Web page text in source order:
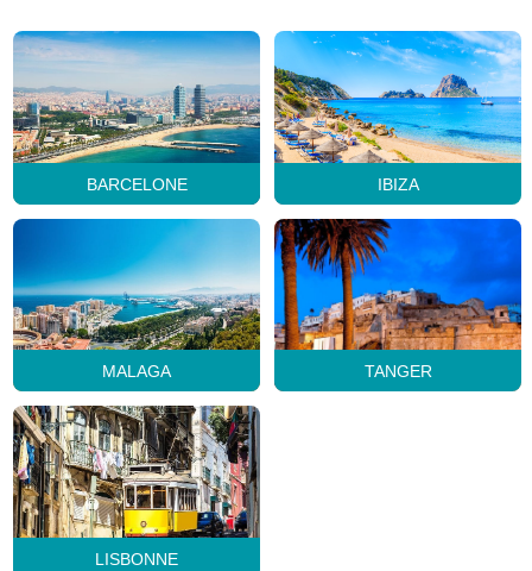
BARCELONE IBIZA
MALAGA TANGER
LISBONNE